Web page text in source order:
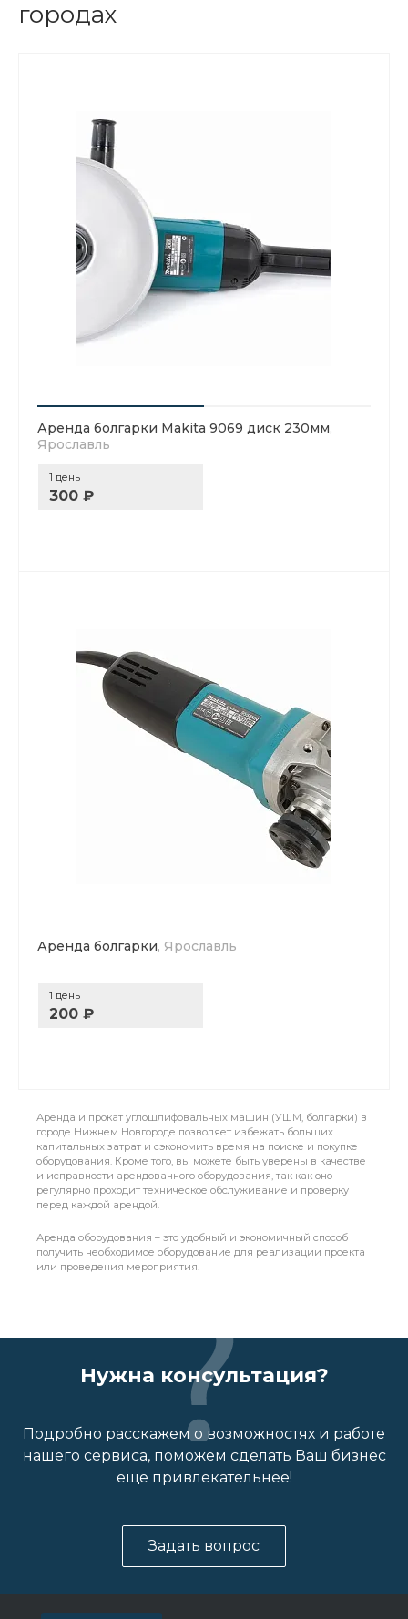
городах
Аренда болгарки Makita 9069 диск 230мм,
Ярославль
1 день
300 ₽
Аренда болгарки, Ярославль
1 день
200 ₽
Аренда и прокат углошлифовальных машин (УШМ, болгарки) в
городе Нижнем Новгороде позволяет избежать больших
капитальных затрат и сэкономить время на поиске и покупке
оборудования. Кроме того, вы можете быть уверены в качестве
и исправности арендованного оборудования, так как оно
регулярно проходит техническое обслуживание и проверку
перед каждой арендой.
Аренда оборудования – это удобный и экономичный способ
получить необходимое оборудование для реализации проекта
или проведения мероприятия.
Нужна консультация?
Подробно расскажем о возможностях и работе
нашего сервиса, поможем сделать Ваш бизнес
еще привлекательнее!
Задать вопрос